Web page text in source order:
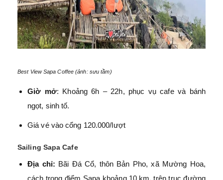
Best View Sapa Coffee (ảnh: sưu tầm)
Giờ mở: Khoảng 6h – 22h, phục vụ cafe và bánh
ngọt, sinh tố.
Giá vé vào cổng 120.000/lượt
Sailing Sapa Cafe
Địa chỉ: Bãi Đá Cổ, thôn Bản Pho, xã Mường Hoa,
cách trọng điểm Sapa khoảng 10 km, trên trục đường